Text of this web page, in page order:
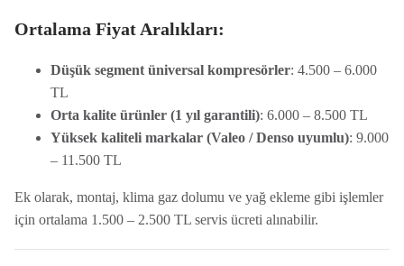
Ortalama Fiyat Aralıkları:
Düşük segment üniversal kompresörler: 4.500 – 6.000
TL
Orta kalite ürünler (1 yıl garantili): 6.000 – 8.500 TL
Yüksek kaliteli markalar (Valeo / Denso uyumlu): 9.000
– 11.500 TL
Ek olarak, montaj, klima gaz dolumu ve yağ ekleme gibi işlemler
için ortalama 1.500 – 2.500 TL servis ücreti alınabilir.